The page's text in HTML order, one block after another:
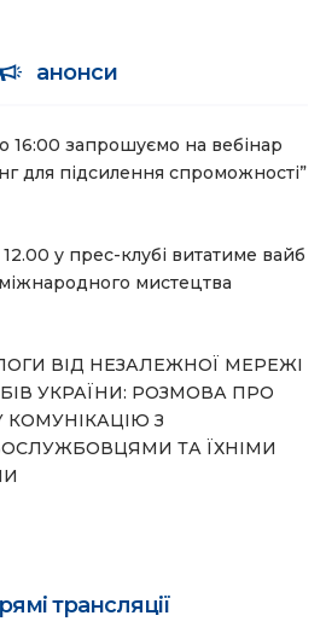
анонси
16:00 запрошуємо на вебінар
для підсилення спроможності”
у прес-клубі витатиме вайб
мистецтва
ВІД НЕЗАЛЕЖНОЇ МЕРЕЖІ
УКРАЇНИ: РОЗМОВА ПРО
КОМУНІКАЦІЮ З
ТА ЇХНІМИ
трансляції